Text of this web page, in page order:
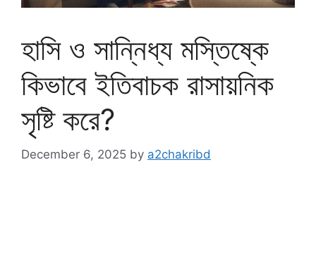
হাসি ও সান্নিধ্য মস্তিষ্কে
কিভাবে ইতিবাচক রাসায়নিক
সৃষ্টি করে?
December 6, 2025 by a2chakribd